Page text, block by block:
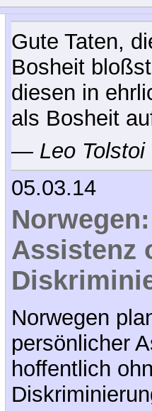
Gute Taten,
Bosheit
diesen in
als Bosheit
— Leo Tolstoi
05.03.14
Assistenz
Norwegen
persönlicher
hoffentlich